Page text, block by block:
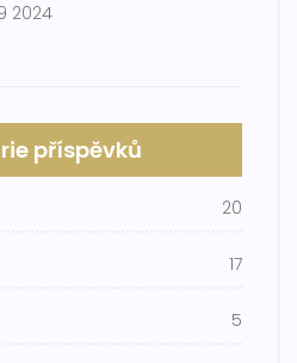
2024
příspěvků
20
17
5